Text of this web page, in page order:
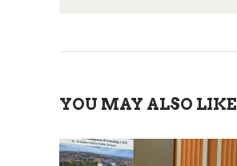
YOU MAY ALSO LIKE